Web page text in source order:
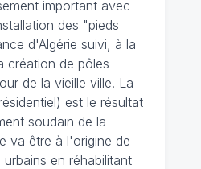
important avec
des "pieds
d'Algérie suivi, à la
création de pôles
de la vieille ville. La
est le résultat
soudain de la
va être à l'origine de
en réhabilitant